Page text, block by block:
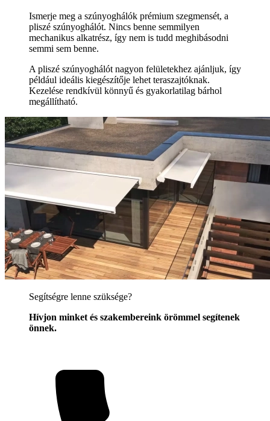
Ismerje meg a szúnyoghálók prémium szegmensét, a
pliszé szúnyoghálót. Nincs benne semmilyen
mechanikus alkatrész, így nem is tudd meghibásodni
semmi sem benne.
A pliszé szúnyoghálót nagyon felületekhez ajánljuk, így
például ideális kiegészítője lehet teraszajtóknak.
Kezelése rendkívül könnyű és gyakorlatilag bárhol
megállítható.
Segítségre lenne szüksége?
Hívjon minket és szakembereink örömmel segítenek
önnek.